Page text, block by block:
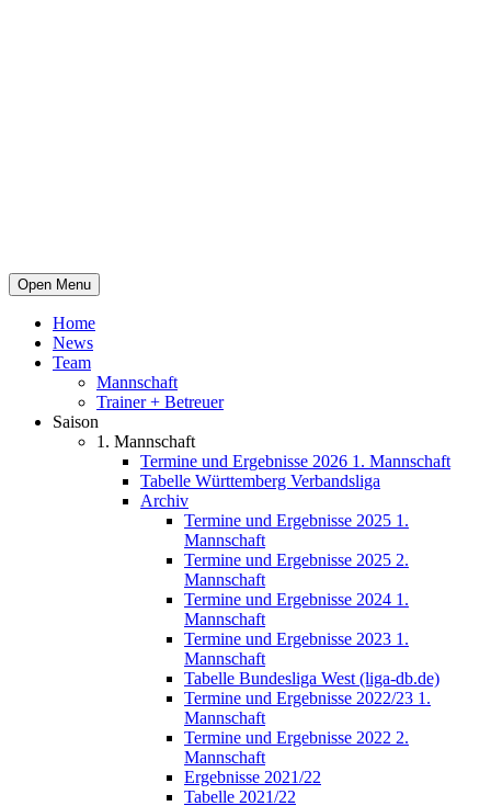
Open Menu
Home
News
Team
Mannschaft
Trainer + Betreuer
Saison
1. Mannschaft
Termine und Ergebnisse 2026 1. Mannschaft
Tabelle Württemberg Verbandsliga
Archiv
Termine und Ergebnisse 2025 1.
Mannschaft
Termine und Ergebnisse 2025 2.
Mannschaft
Termine und Ergebnisse 2024 1.
Mannschaft
Termine und Ergebnisse 2023 1.
Mannschaft
Tabelle Bundesliga West (liga-db.de)
Termine und Ergebnisse 2022/23 1.
Mannschaft
Termine und Ergebnisse 2022 2.
Mannschaft
Ergebnisse 2021/22
Tabelle 2021/22